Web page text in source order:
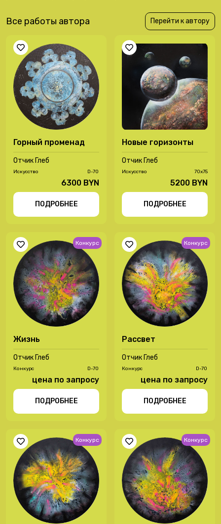
Все работы автора Перейти к автору
Горный променад
Отчик Глеб
Иcкусство D-70
6300 BYN
ПОДРОБНЕЕ
Новые горизонты
Отчик Глеб
Иcкусство 70х75
5200 BYN
ПОДРОБНЕЕ
Конкурс
Жизнь
Отчик Глеб
Конкурс D-70
цена по запросу
ПОДРОБНЕЕ
Конкурс
Рассвет
Отчик Глеб
Конкурс D-70
цена по запросу
ПОДРОБНЕЕ
Конкурс Конкурс